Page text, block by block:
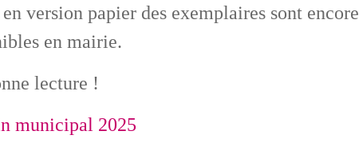
version papier des exemplaires sont encore
en mairie.
lecture !
municipal 2025